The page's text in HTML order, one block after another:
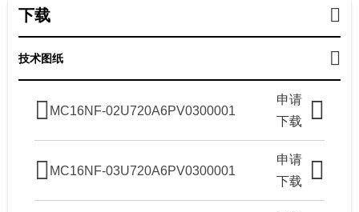
下载
技术图纸
MC16NF-02U720A6PV0300001
申请
下载
MC16NF-03U720A6PV0300001
申请
下载